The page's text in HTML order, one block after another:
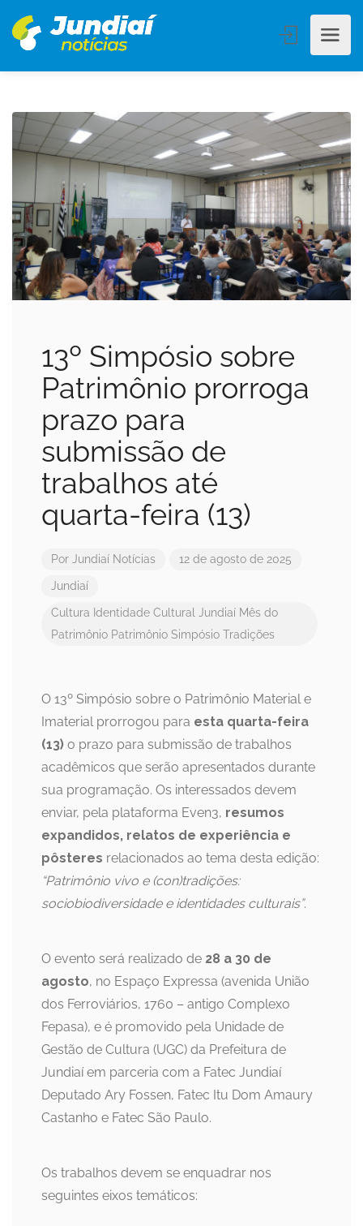
13º Simpósio sobre
Patrimônio prorroga
prazo para
submissão de
trabalhos até
quarta-feira (13)
Por Jundiaí Notícias 12 de agosto de 2025
Jundiaí
Cultura Identidade Cultural Jundiaí Mês do
Patrimônio Patrimônio Simpósio Tradições
O 13º Simpósio sobre o Patrimônio Material e
Imaterial prorrogou para esta quarta-feira
(13) o prazo para submissão de trabalhos
acadêmicos que serão apresentados durante
sua programação. Os interessados devem
enviar, pela plataforma Even3, resumos
expandidos, relatos de experiência e
pôsteres relacionados ao tema desta edição:
“Patrimônio vivo e (con)tradições:
sociobiodiversidade e identidades culturais”.
O evento será realizado de 28 a 30 de
agosto, no Espaço Expressa (avenida União
dos Ferroviários, 1760 – antigo Complexo
Fepasa), e é promovido pela Unidade de
Gestão de Cultura (UGC) da Prefeitura de
Jundiaí em parceria com a Fatec Jundiaí
Deputado Ary Fossen, Fatec Itu Dom Amaury
Castanho e Fatec São Paulo.
Os trabalhos devem se enquadrar nos
seguintes eixos temáticos: